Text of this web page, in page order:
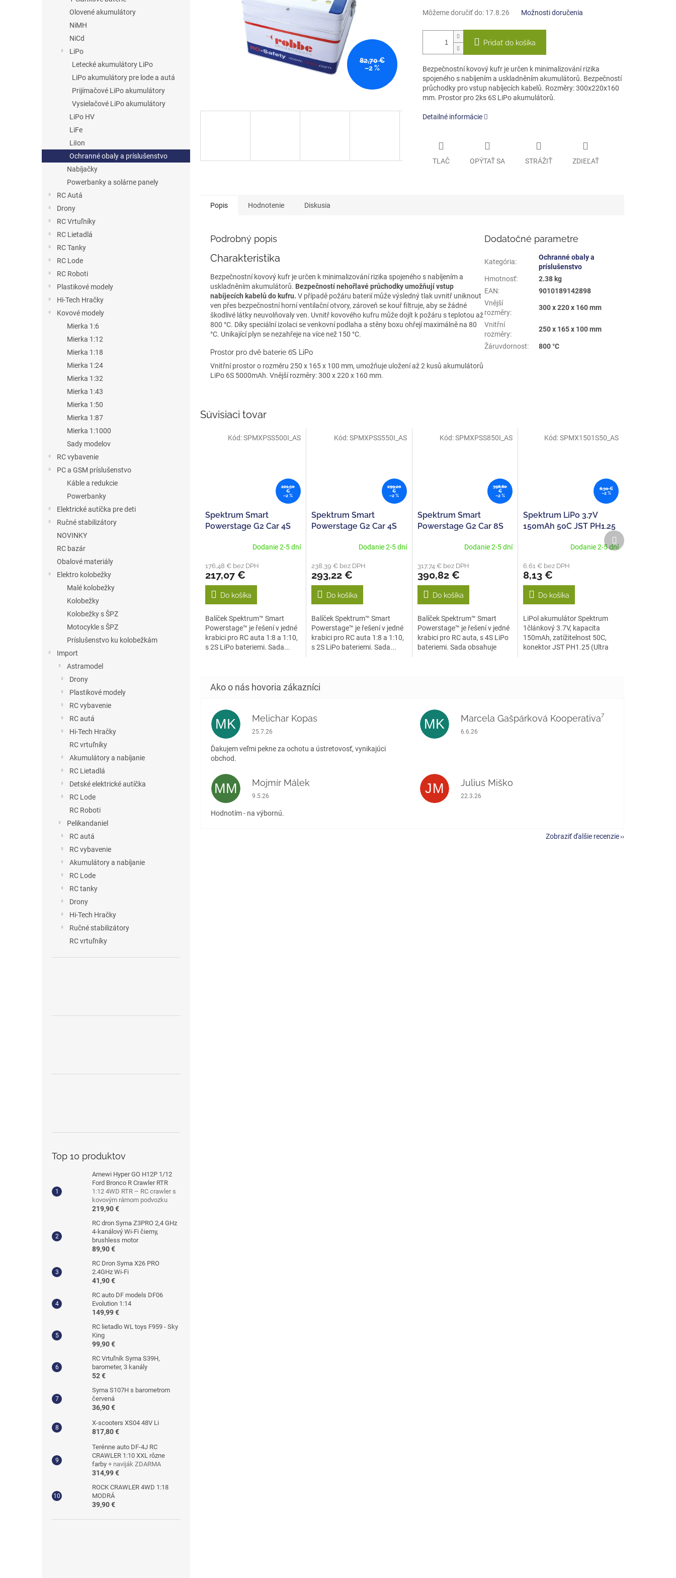
Olovené akumulátory
NiMH
NiCd
LiPo
Letecké akumulátory LiPo
LiPo akumulátory pre lode a autá
Prijímačové LiPo akumulátory
Vysielačové LiPo akumulátory
LiPo HV
LiFe
LiIon
Ochranné obaly a príslušenstvo
Nabíjačky
Powerbanky a solárne panely
RC Autá
Drony
RC Vrtuľníky
RC Lietadlá
RC Tanky
RC Lode
RC Roboti
Plastikové modely
Hi-Tech Hračky
Kovové modely
Mierka 1:6
Mierka 1:12
Mierka 1:18
Mierka 1:24
Mierka 1:32
Mierka 1:43
Mierka 1:50
Mierka 1:87
Mierka 1:1000
Sady modelov
RC vybavenie
PC a GSM príslušenstvo
Káble a redukcie
Powerbanky
Elektrické autíčka pre deti
Ručné stabilizátory
NOVINKY
RC bazár
Obalové materiály
Elektro kolobežky
Malé kolobežky
Kolobežky
Kolobežky s ŠPZ
Motocykle s ŠPZ
Príslušenstvo ku kolobežkám
Import
Astramodel
Drony
Plastikové modely
RC vybavenie
RC autá
Hi-Tech Hračky
RC vrtuľníky
Akumulátory a nabíjanie
RC Lietadlá
Detské elektrické autíčka
RC Lode
RC Roboti
Pelikandaniel
RC autá
RC vybavenie
Akumulátory a nabíjanie
RC Lode
RC tanky
Drony
Hi-Tech Hračky
Ručné stabilizátory
RC vrtuľníky
Top 10 produktov
Amewi Hyper GO H12P 1/12
Ford Bronco R Crawler RTR
1:12 4WD RTR – RC crawler s
kovovým rámom podvozku
219,90 €
RC dron Syma Z3PRO 2,4 GHz
4-kanálový Wi-Fi čierny,
brushless motor
89,90 €
RC Dron Syma X26 PRO
2.4GHz Wi-Fi
41,90 €
RC auto DF models DF06
Evolution 1:14
149,99 €
RC lietadlo WL toys F959 - Sky
King
99,90 €
RC Vrtuľník Syma S39H,
barometer, 3 kanály
52 €
Syma S107H s barometrom
červená
36,90 €
X-scooters XS04 48V Li
817,80 €
Terénne auto DF-4J RC
CRAWLER 1:10 XXL rôzne
farby + naviják ZDARMA
314,99 €
ROCK CRAWLER 4WD 1:18
MODRÁ
39,90 €
82,70 €
–2 %
Môžeme doručiť do: 17.8.26 Možnosti doručenia
Pridať do košíka
Bezpečnostní kovový kufr je určen k minimalizování rizika
spojeného s nabíjením a uskladněním akumulátorů. Bezpečností
průchodky pro vstup nabíjecích kabelů. Rozměry: 300x220x160
mm. Prostor pro 2ks 6S LiPo akumulátorů.
Detailné informácie
TLAČ OPÝTAŤ SA STRÁŽIŤ ZDIEĽAŤ
Popis Hodnotenie Diskusia
Podrobný popis
Charakteristika
Bezpečnostní kovový kufr je určen k minimalizování rizika spojeného s nabíjením a
uskladněním akumulátorů. Bezpečností nehořlavé průchodky umožňují vstup
nabíjecích kabelů do kufru. V případě požáru baterií může výsledný tlak uvnitř uniknout
ven přes bezpečnostní horní ventilační otvory, zároveň se kouř filtruje, aby se žádné
škodlivé látky neuvolňovaly ven. Uvnitř kovového kufru může dojít k požáru s teplotou až
800 °C. Díky speciální izolaci se venkovní podlaha a stěny boxu ohřejí maximálně na 80
°C. Unikající plyn se nezahřeje na více než 150 °C.
Prostor pro dvě baterie 6S LiPo
Vnitřní prostor o rozměru 250 x 165 x 100 mm, umožňuje uložení až 2 kusů akumulátorů
LiPo 6S 5000mAh. Vnější rozměry: 300 x 220 x 160 mm.
Dodatočné parametre
Kategória:
Ochranné obaly a
príslušenstvo
Hmotnosť:
2.38 kg
EAN:
9010189142898
Vnější
rozměry:
300 x 220 x 160 mm
Vnitřní
rozměry:
250 x 165 x 100 mm
Žáruvdornost: 800 °C
Súvisiaci tovar
221,50
€
–2 %
Spektrum Smart
Powerstage G2 Car 4S
Dodanie 2-5 dní
176,48 € bez DPH
217,07 €
Do košíka
Balíček Spektrum™ Smart
Powerstage™ je řešení v jedné
krabici pro RC auta 1:8 a 1:10,
s 2S LiPo bateriemi. Sada...
Kód:SPMXPSS500I_AS
299,20
€
–2 %
Spektrum Smart
Powerstage G2 Car 4S
Dodanie 2-5 dní
238,39 € bez DPH
293,22 €
Do košíka
Balíček Spektrum™ Smart
Powerstage™ je řešení v jedné
krabici pro RC auta 1:8 a 1:10,
s 2S LiPo bateriemi. Sada...
Kód:SPMXPSS550I_AS
398,80
€
–2 %
Spektrum Smart
Powerstage G2 Car 8S
Dodanie 2-5 dní
317,74 € bez DPH
390,82 €
Do košíka
Balíček Spektrum™ Smart
Powerstage™ je řešení v jedné
krabici pro RC auta, s 4S LiPo
bateriemi. Sada obsahuje
Kód:SPMXPSS850I_AS
8,30 €
–2 %
Spektrum LiPo 3.7V
150mAh 50C JST PH1.25
Dodanie 2-5 dní
6,61 € bez DPH
8,13 €
Do košíka
LiPol akumulátor Spektrum
1článkový 3.7V, kapacita
150mAh, zatížitelnost 50C,
konektor JST PH1.25 (Ultra
Kód:SPMX1501S50_AS
Ďalší
produkt
MK Melichar Kopas
Hodnotenie obchodu je 5 z 5 hviezdičiek.
25.7.26
Ďakujem veľmi pekne za ochotu a ústretovosť, vynikajúci
obchod.
MK Marcela Gašpárková Kooperativa⁷
Hodnotenie obchodu je 5 z 5 hviezdičiek.
6.6.26
MM Mojmír Málek
Hodnotenie obchodu je 5 z 5 hviezdičiek.
9.5.26
Hodnotím - na výbornú.
JM Julius Miško
Hodnotenie obchodu je 5 z 5 hviezdičiek.
22.3.26
Zobraziť ďalšie recenzie